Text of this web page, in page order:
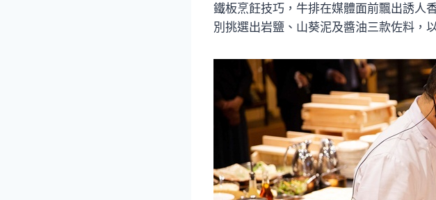
鐵板烹飪技巧，牛排在媒體面前飄出誘人
別挑選出岩鹽、山葵泥及醬油三款佐料，